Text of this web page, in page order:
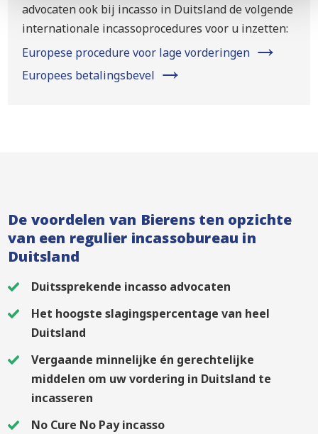
advocaten ook bij incasso in Duitsland de volgende
internationale incassoprocedures voor u inzetten:
Europese procedure voor lage vorderingen →
Europees betalingsbevel →
De voordelen van Bierens ten opzichte
van een regulier incassobureau in
Duitsland
Duitssprekende incasso advocaten
Het hoogste slagingspercentage van heel
Duitsland
Vergaande minnelijke én gerechtelijke
middelen om uw vordering in Duitsland te
incasseren
No Cure No Pay incasso